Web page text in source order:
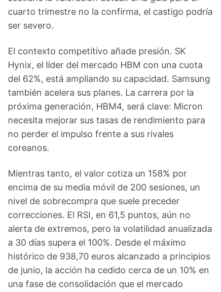
cuarto trimestre no la confirma, el castigo podría
ser severo.
El contexto competitivo añade presión. SK
Hynix, el líder del mercado HBM con una cuota
del 62%, está ampliando su capacidad. Samsung
también acelera sus planes. La carrera por la
próxima generación, HBM4, será clave: Micron
necesita mejorar sus tasas de rendimiento para
no perder el impulso frente a sus rivales
coreanos.
Mientras tanto, el valor cotiza un 158% por
encima de su media móvil de 200 sesiones, un
nivel de sobrecompra que suele preceder
correcciones. El RSI, en 61,5 puntos, aún no
alerta de extremos, pero la volatilidad anualizada
a 30 días supera el 100%. Desde el máximo
histórico de 938,70 euros alcanzado a principios
de junio, la acción ha cedido cerca de un 10% en
una fase de consolidación que el mercado